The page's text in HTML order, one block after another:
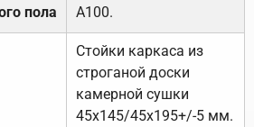
пола
А100.
Стойки каркаса из
строганой доски
камерной сушки
45х145/45х195+/-5 мм.